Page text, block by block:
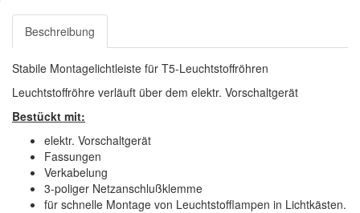
Beschreibung
Stabile Montagelichtleiste für T5-Leuchtstoffröhren
Leuchtstoffröhre verläuft über dem elektr. Vorschaltgerät
Bestückt mit:
elektr. Vorschaltgerät
Fassungen
Verkabelung
3-poliger Netzanschlußklemme
für schnelle Montage von Leuchtstofflampen in Lichtkästen.